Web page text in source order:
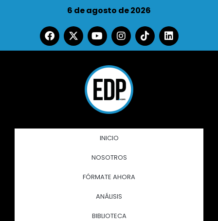
6 de agosto de 2026
INICIO
NOSOTROS
FÓRMATE AHORA
ANÁLISIS
BIBLIOTECA